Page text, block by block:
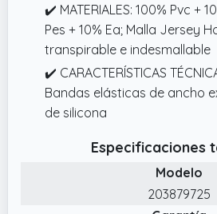
✔️ MATERIALES: 100% Pvc +
Pes + 10% Ea; Malla Jersey
transpirable e indesmallable
✔️ CARACTERÍSTICAS
Bandas elásticas de ancho
de silicona
Especificaciones
Modelo
203879725